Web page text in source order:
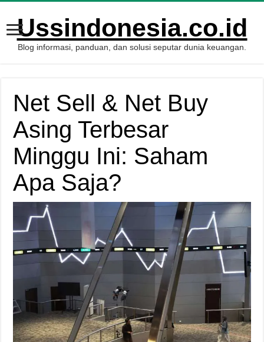
Ussindonesia.co.id
Blog informasi, panduan, dan solusi seputar dunia keuangan.
Net Sell & Net Buy
Asing Terbesar
Minggu Ini: Saham
Apa Saja?